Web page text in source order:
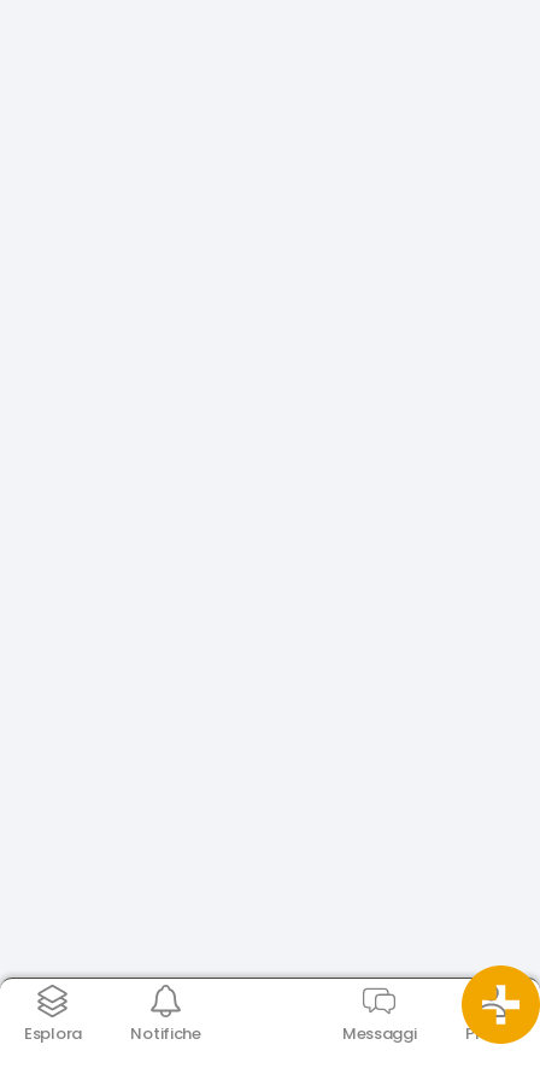
Esplora Notifiche Messaggi Profilo